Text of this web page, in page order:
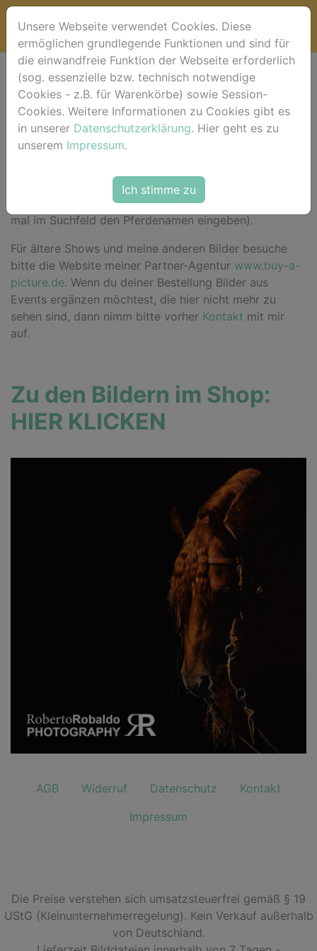
Willkommen bei
horse-foto.de !
findest du für das aktuelle Event deine
Bilder sortiert nach Pferdenamen (alternativ einfach
mal im Suchfeld den Pferdenamen eingeben).
Für ältere Shows und meine anderen Bilder besuche
bitte die Website meiner Partner-Agentur www.buy-a-
picture.de. Wenn du deiner Bestellung Bilder aus
Events ergänzen möchtest, die hier nicht mehr zu
sehen sind, dann nimm bitte vorher Kontakt mit mir
auf.
Zu den Bildern im Shop:
HIER KLICKEN
Unsere Webseite verwendet Cookies. Diese
ermöglichen grundlegende Funktionen und sind für
die einwandfreie Funktion der Webseite erforderlich
(sog. essenzielle bzw. technisch notwendige
Cookies - z.B. für Warenkörbe) sowie Session-
Cookies. Weitere Informationen zu Cookies gibt es
in unserer Datenschutzerklärung. Hier geht es zu
unserem Impressum.
Ich stimme zu
AGB Widerruf Datenschutz
Kontakt
Impressum
Die Preise verstehen sich umsatzsteuerfrei gemäß § 19
UStG (Kleinunternehmerregelung). Kein Verkauf außerhalb
von Deutschland.